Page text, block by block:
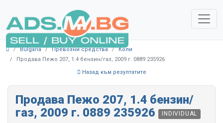
Bulgaria Превозни средства
Коли
Продава Пежо 207, 1.4 бензин/газ, 2009 г. 0889 235926
Назад към резултатите
Продава Пежо 207, 1.4 бензин/
газ, 2009 г. 0889 235926
INDIVIDUAL